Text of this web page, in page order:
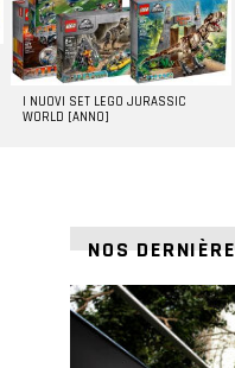
I NUOVI SET LEGO JURASSIC
WORLD [ANNO]
NOS